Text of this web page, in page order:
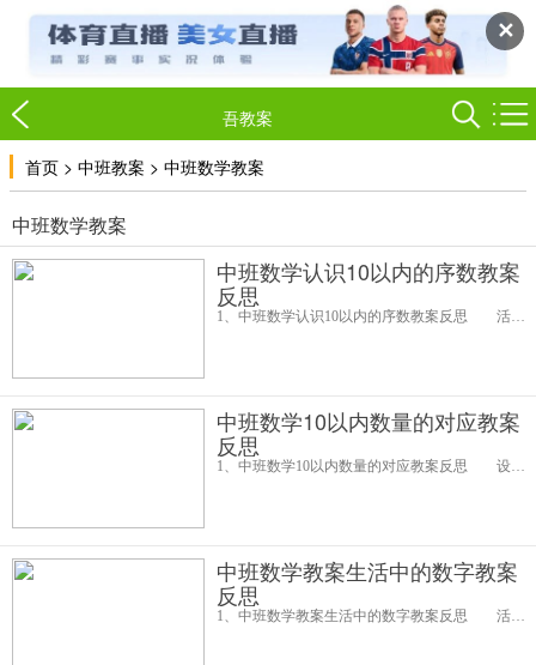
✕
吾教案
首页 > 中班教案 > 中班数学教案
中班数学教案
中班数学认识10以内的序数教案
反思
中班数学10以内数量的对应教案
反思
中班数学教案生活中的数字教案
反思